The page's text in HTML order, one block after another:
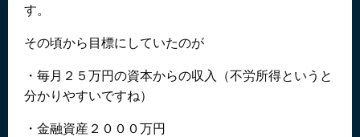
す。
その頃から目標にしていたのが
・毎月２５万円の資本からの収入（不労所得というと
分かりやすいですね）
・金融資産２０００万円